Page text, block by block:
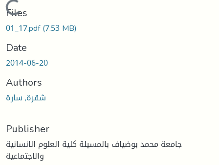
Loading...
Files
01_17.pdf(7.53 MB)
Date
2014-06-20
Authors
شقرة, سارة
Publisher
جامعة محمد بوضياف بالمسيلة كلية العلوم الانسانية
والاجتماعية